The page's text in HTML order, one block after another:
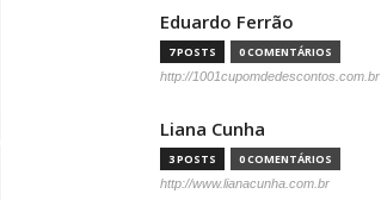
Eduardo Ferrão
7 POSTS 0 COMENTÁRIOS
http://1001cupomdedescontos.com.br
Liana Cunha
3 POSTS 0 COMENTÁRIOS
http://www.lianacunha.com.br